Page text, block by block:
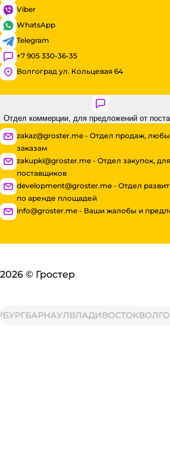
Viber
WhatsApp
Telegram
+7 905 330-36-35
Волгоград ул. Кольцевая 64
Отдел коммерции, для предложений от
zakaz@groster.me - Отдел продаж,
заказам
zakupki@groster.me - Отдел закупок,
поставщиков
development@groster.me - Отдел
по аренде площадей
info@groster.me - Ваши жалобы и
2026 © Гростер
БАРНАУЛВЛАДИВОСТОК